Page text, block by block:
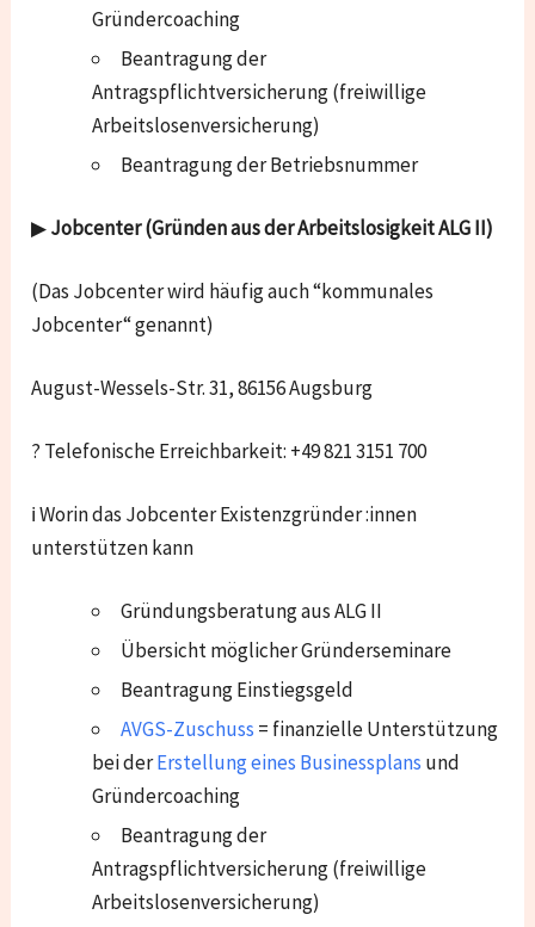
Gründercoaching
Beantragung der
Antragspflichtversicherung (freiwillige
Arbeitslosenversicherung)
Beantragung der Betriebsnummer
▶Jobcenter (Gründen aus der Arbeitslosigkeit ALG II)
(Das Jobcenter wird häufig auch “kommunales
Jobcenter“ genannt)
August-Wessels-Str. 31, 86156 Augsburg
? Telefonische Erreichbarkeit: +49 821 3151 700
ℹ Worin das Jobcenter Existenzgründer :innen
unterstützen kann
Gründungsberatung aus ALG II
Übersicht möglicher Gründerseminare
Beantragung Einstiegsgeld
AVGS-Zuschuss = finanzielle Unterstützung
bei derErstellung eines Businessplans und
Gründercoaching
Beantragung der
Antragspflichtversicherung (freiwillige
Arbeitslosenversicherung)